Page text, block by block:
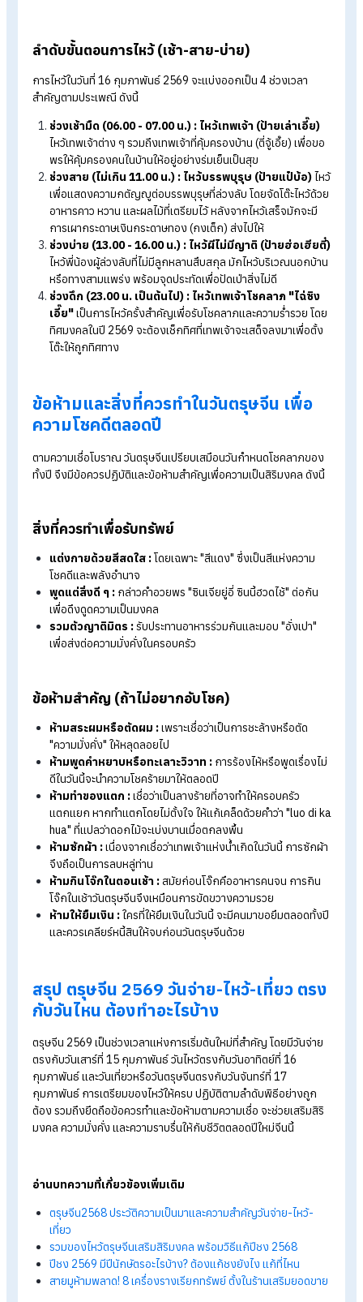
ของไหว้ตรุษจีนมงคลที่ต้องเตรียม
ตามความเชื่อจีน การเลือกอาหารไหว้มีความหมายแฝงที่ช่วยเสริม
ในด้านต่าง ๆ โดยหลัก ๆ จะแบ่งเป็น
ของคาว :ไก่หมายถึง ความก้าวหน้าในหน้าที่การงาน (ต้องม
ตัว หัวถึงหาง)เป็ดหมายถึง ความสะอาด บริสุทธิ์ และความมั่
หมู (หมูสามชั้น/ขาหมู)หมายถึง ความกินดีอยู่ดี ความอุดม
สมบูรณ์ปลาหมายถึง การมีกินมีใช้เหลือกินเหลือใช้ (พ้องเสี
กับคำว่า "อวี๋" ในภาษาจีน)
ผลไม้มงคล :ส้มสีทอง (โชคลาภ) กล้วย (กวักโชค) สับปะรด
(ความโชคดีมาหา) และองุ่นแดง (ความเพิ่มพูน)
ขนมมงคล :ขนมเข่ง (ความหวานชื่น ชีวิตราบรื่น) ขนมเทียน
(ความสว่างไสว) และขนมถ้วยฟู (ความรุ่งเรืองเฟื่องฟู)
อ่านบทความเพิ่มเติมได้ที่ >>
รวมของไหว้วันตรุษจีน มีอะไรบ้างที่ข
ไม่ได้ พร้อมวิธีจัดโต๊ะ
ลำดับขั้นตอนการไหว้ (เช้า-สาย-บ่าย)
สำคัญตามประเพณี ดังนี้
ช่วงเช้ามืด (06.00 - 07.00 น.) : ไหว้เทพเจ้า (ป้ายเล่าเอี๊
ไหว้เทพเจ้าต่าง ๆ รวมถึงเทพเจ้าที่คุ้มครองบ้าน (ตี่จู้เอี๊ย) เพื่อ
พรให้คุ้มครองคนในบ้านให้อยู่อย่างร่มเย็นเป็นสุข
ช่วงสาย (ไม่เกิน 11.00 น.) : ไหว้บรรพบุรุษ (ป้ายแป๋บ้อ)
เพื่อแสดงความกตัญญูต่อบรรพบุรุษที่ล่วงลับ โดยจัดโต๊ะไหว้
ช่วงบ่าย (13.00 - 16.00 น.) : ไหว้ผีไม่มีญาติ (ป้ายฮ่อเฮี
หรือทางสามแพร่ง พร้อมจุดประทัดเพื่อปัดเป่าสิ่งไม่ดี
ช่วงดึก (23.00 น. เป็นต้นไป) : ไหว้เทพเจ้าโชคลาภ "ไฉ่ซิ
เอี๊ย"เป็นการไหว้ครั้งสำคัญเพื่อรับโชคลาภและความร่ำรวย โ
ทิศมงคลในปี 2569 จะต้องเช็กทิศที่เทพเจ้าจะเสด็จลงมาเพื่อ
โต๊ะให้ถูกทิศทาง
ข้อห้ามและสิ่งที่ควรทำในวันตรุษจีน เพื่อ
ความโชคดีตลอดปี
ตามความเชื่อโบราณ วันตรุษจีนเปรียบเสมือนวันกำหนดโชคลาภข
สิ่งที่ควรทำเพื่อรับทรัพย์
แต่งกายด้วยสีสดใส :โดยเฉพาะ "สีแดง" ซึ่งเป็นสีแห่งความ
โชคดีและพลังอำนาจ
พูดแต่สิ่งดี ๆ :กล่าวคำอวยพร "ซินเจียยู่อี่ ซินนี้ฮวดไช้" ต่อกัน
เพื่อดึงดูดความเป็นมงคล
รวมตัวญาติมิตร :รับประทานอาหารร่วมกันและมอบ "อั่งเปา"
ข้อห้ามสำคัญ (ถ้าไม่อยากอับโชค)
ห้ามสระผมหรือตัดผม :เพราะเชื่อว่าเป็นการชะล้างหรือตัด
"ความมั่งคั่ง" ให้หลุดลอยไป
ห้ามพูดคำหยาบหรือทะเลาะวิวาท :การร้องไห้หรือพูดเรื่อง